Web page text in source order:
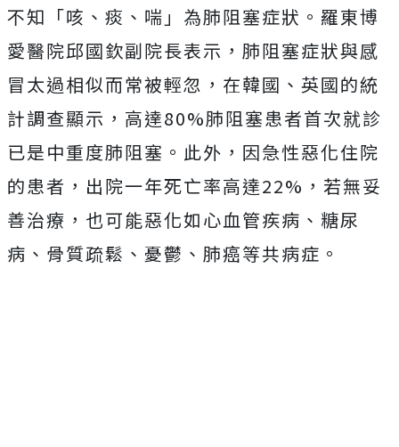
不知「咳、痰、喘」為肺阻塞症狀。羅東博
愛醫院邱國欽副院長表示，肺阻塞症狀與感
冒太過相似而常被輕忽，在韓國、英國的統
計調查顯示，高達80%肺阻塞患者首次就診
已是中重度肺阻塞。此外，因急性惡化住院
的患者，出院一年死亡率高達22%，若無妥
善治療，也可能惡化如心血管疾病、糖尿
病、骨質疏鬆、憂鬱、肺癌等共病症。